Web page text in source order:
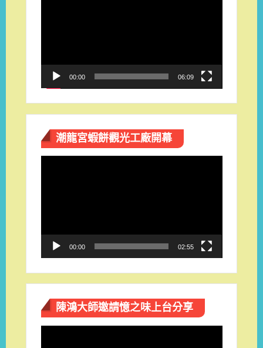
00:00 06:09
潮龍宮蝦餅觀光工廠開幕
00:00 02:55
陳鴻大師邀請憶之味上台分享